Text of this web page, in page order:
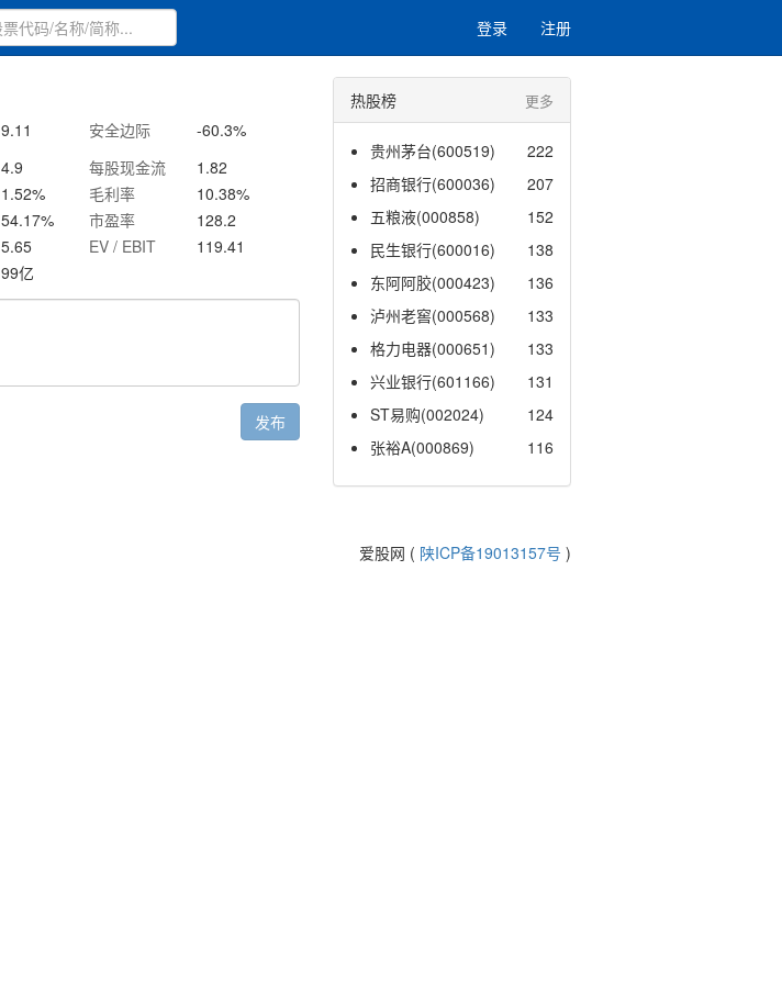
登录 注册
9.11 安全边际 -60.3%
4.9 每股现金流
1.82
1.52% 毛利率 10.38%
54.17% 市盈率
128.2
5.65 EV / EBIT
119.41
99亿
发布
热股榜 更多
贵州茅台(600519)
222
招商银行(600036)
207
五粮液(000858)
152
民生银行(600016)
138
东阿阿胶(000423)
136
泸州老窖(000568)
133
格力电器(000651)
133
兴业银行(601166)
131
ST易购(002024)
124
张裕A(000869)
116
爱股网 ( 陕ICP备19013157号 )